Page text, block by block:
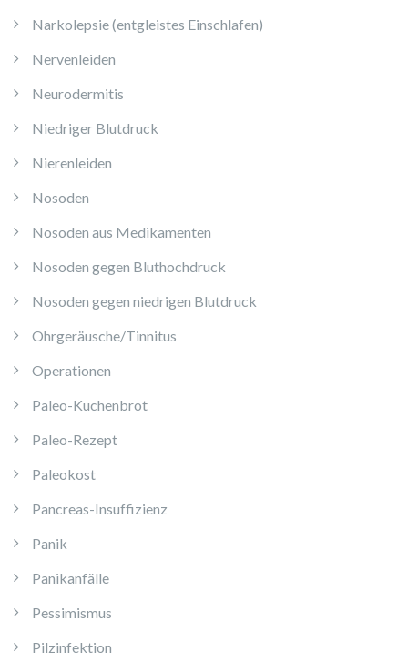
Narkolepsie (entgleistes Einschlafen)
Nervenleiden
Neurodermitis
Niedriger Blutdruck
Nierenleiden
Nosoden
Nosoden aus Medikamenten
Nosoden gegen Bluthochdruck
Nosoden gegen niedrigen Blutdruck
Ohrgeräusche/Tinnitus
Operationen
Paleo-Kuchenbrot
Paleo-Rezept
Paleokost
Pancreas-Insuffizienz
Panik
Panikanfälle
Pessimismus
Pilzinfektion